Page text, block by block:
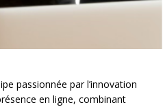
passionnée par l’innovation
en ligne, combinant